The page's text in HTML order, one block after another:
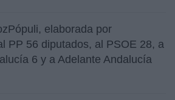
elaborada por
PP 56 diputados, al PSOE 28, a
6 y a Adelante Andalucía